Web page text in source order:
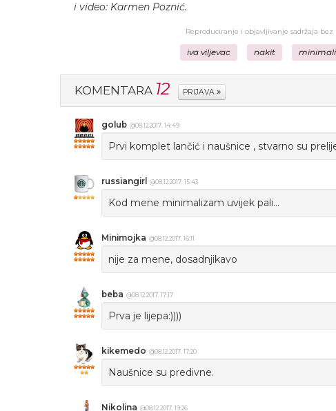
i video: Karmen Poznić.
Reproduciranje i objavljivanje sadržaja
iva viljevac nakit
KOMENTARA 12 PRIJAVA
golub @08.12.2017. 14:49
Prvi komplet lančić i naušnice , stvarno su
russiangirl @08.12.2017. 15:43
Kod mene minimalizam uvijek pali...
Minimojka @08.12.2017. 16:11
nije za mene, dosadnjikavo
beba @08.12.2017. 17:17
Prva je lijepa:))))
kikemedo @08.12.2017. 17:20
Naušnice su predivne.
Nikolina @08.12.2017. 19:26